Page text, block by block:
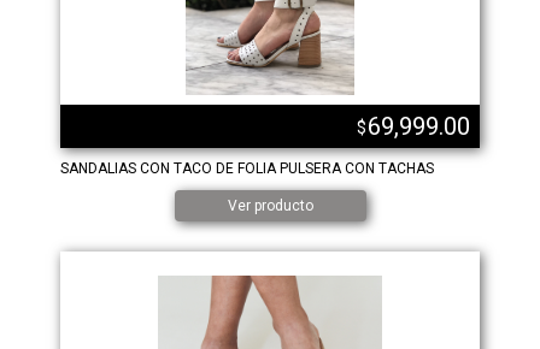
$69,999.00
SANDALIAS CON TACO DE FOLIA PULSERA CON TACHAS
Ver producto